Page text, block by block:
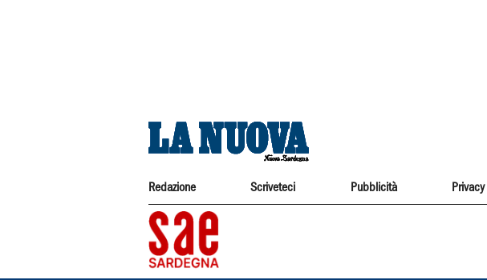
Redazione Scriveteci Pubblicità Privacy